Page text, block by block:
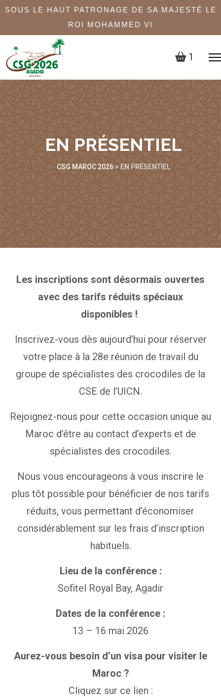
SOUS LE HAUT PATRONAGE DE SA MAJESTÉ LE
ROI MOHAMMED VI
1
EN PRÉSENTIEL
CSG MAROC 2026 > EN PRÉSENTIEL
Les inscriptions sont désormais ouvertes
avec des tarifs réduits spéciaux
disponibles !
Inscrivez-vous dès aujourd’hui pour réserver
votre place à la 28e réunion de travail du
groupe de spécialistes des crocodiles de la
CSE de l’UICN.
Rejoignez-nous pour cette occasion unique au
Maroc d’être au contact d’experts et de
spécialistes des crocodiles.
Nous vous encourageons à vous inscrire le
plus tôt possible pour bénéficier de nos tarifs
réduits, vous permettant d’économiser
considérablement sur les frais d’inscription
habituels.
Lieu de la conférence :
Sofitel Royal Bay, Agadir
Dates de la conférence :
13 – 16 mai 2026
Aurez-vous besoin d’un visa pour visiter le
Maroc ?
Cliquez sur ce lien :